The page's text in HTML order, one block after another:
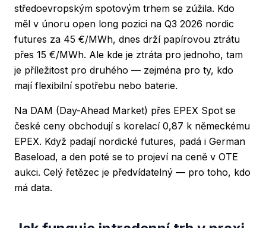
středoevropským spotovým trhem se zúžila. Kdo
měl v únoru open long pozici na Q3 2026 nordic
futures za 45 €/MWh, dnes drží papírovou ztrátu
přes 15 €/MWh. Ale kde je ztráta pro jednoho, tam
je příležitost pro druhého — zejména pro ty, kdo
mají flexibilní spotřebu nebo baterie.
Na DAM (Day-Ahead Market) přes EPEX Spot se
české ceny obchodují s korelací 0,87 k německému
EPEX. Když padají nordické futures, padá i German
Baseload, a den poté se to projeví na ceně v OTE
aukci. Celý řetězec je předvídatelný — pro toho, kdo
má data.